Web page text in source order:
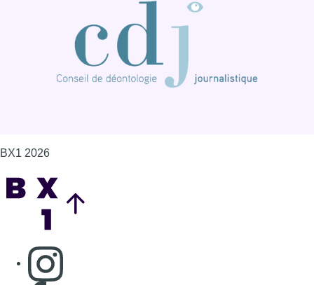
BX1 2026
Consulter page Instagram